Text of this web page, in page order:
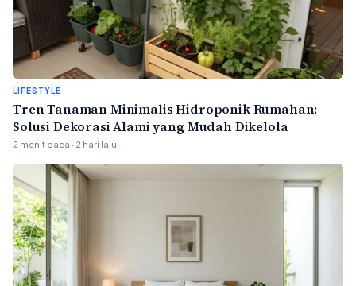
LIFESTYLE
Tren Tanaman Minimalis Hidroponik Rumahan:
Solusi Dekorasi Alami yang Mudah Dikelola
2 menit baca · 2 hari lalu